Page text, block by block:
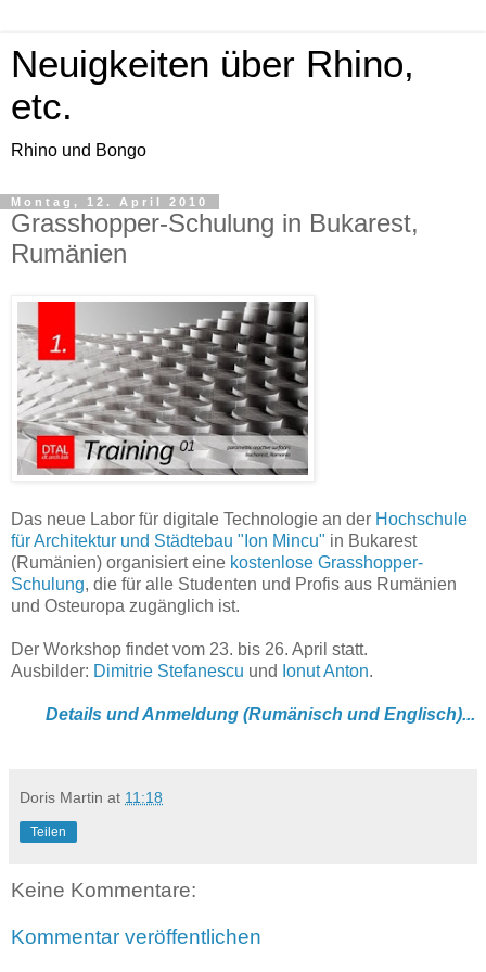
Neuigkeiten über Rhino,
etc.
Rhino und Bongo
Montag, 12. April 2010
Grasshopper-Schulung in Bukarest,
Rumänien
Das neue Labor für digitale Technologie an der Hochschule
für Architektur und Städtebau "Ion Mincu" in Bukarest
(Rumänien) organisiert eine kostenlose Grasshopper-
Schulung, die für alle Studenten und Profis aus Rumänien
und Osteuropa zugänglich ist.
Der Workshop findet vom 23. bis 26. April statt.
Ausbilder: Dimitrie Stefanescu und Ionut Anton.
Details und Anmeldung (Rumänisch und Englisch)...
Doris Martin at 11:18
Teilen
Keine Kommentare:
Kommentar veröffentlichen